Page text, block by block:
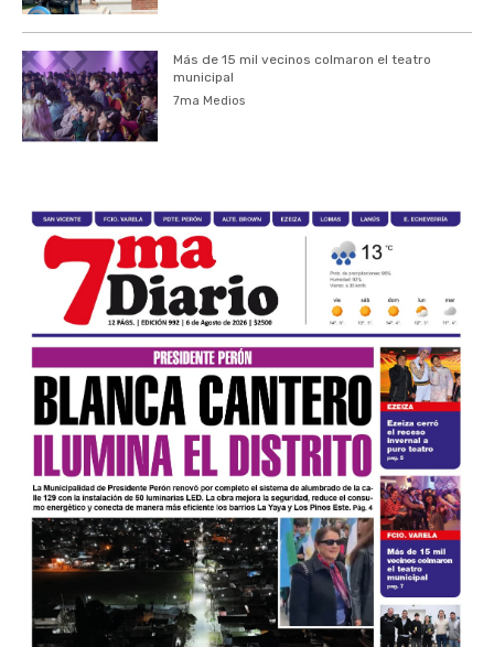
Más de 15 mil vecinos colmaron el teatro
municipal
7ma Medios